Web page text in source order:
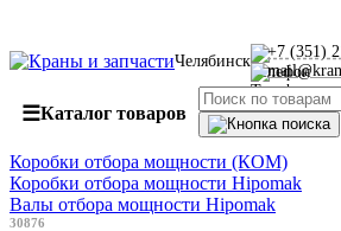
Челябинск
+7 (351)
☰Каталог товаров
Коробки отбора мощности (КОМ)
Коробки отбора мощности Hipomak
Валы отбора мощности Hipomak
30876